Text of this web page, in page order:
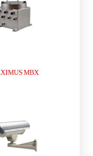
MBX